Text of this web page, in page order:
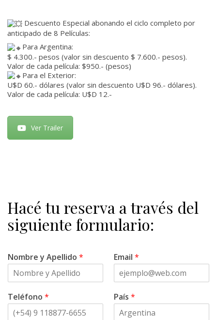
Descuento Especial abonando el ciclo completo por
anticipado de 8 Películas:
Para Argentina:
$ 4.300.- pesos (valor sin descuento $ 7.600.- pesos).
Valor de cada película: $950.- (pesos)
Para el Exterior:
U$D 60.- dólares (valor sin descuento U$D 96.- dólares).
Valor de cada película: U$D 12.-
Ver Trailer
Hacé tu reserva a través del
siguiente formulario:
Nombre y Apellido * Email *
Teléfono * País *